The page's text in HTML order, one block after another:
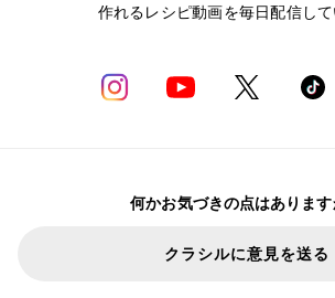
作れるレシピ動画を毎日配信して
何かお気づきの点はあります
クラシルに意見を送る